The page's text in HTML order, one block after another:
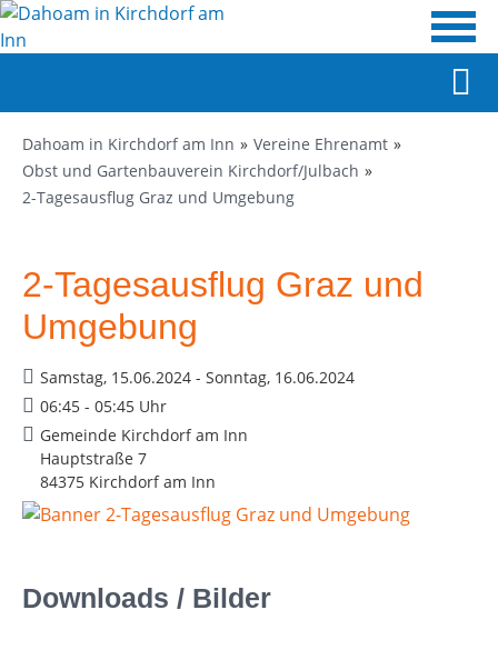
Dahoam in Kirchdorf am Inn
Vereine Ehrenamt
Obst und Gartenbauverein Kirchdorf/Julbach
2-Tagesausflug Graz und Umgebung
2-Tagesausflug Graz und
Umgebung
Samstag, 15.06.2024 - Sonntag, 16.06.2024
06:45 - 05:45 Uhr
Gemeinde Kirchdorf am Inn
Hauptstraße 7
84375 Kirchdorf am Inn
Downloads / Bilder